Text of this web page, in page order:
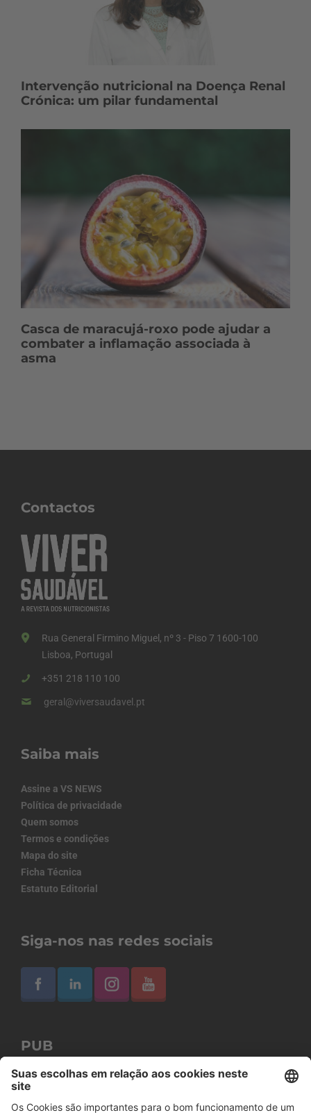
Intervenção nutricional na Doença Renal
Crónica: um pilar fundamental
Casca de maracujá-roxo pode ajudar a
combater a inflamação associada à
asma
Contactos
Rua General Firmino Miguel, nº 3 - Piso 7 1600-100
Lisboa, Portugal
+351 218 110 100
geral@viversaudavel.pt
Saiba mais
Assine a VS NEWS
Política de privacidade
Quem somos
Termos e condições
Mapa do site
Ficha Técnica
Estatuto Editorial
Siga-nos nas redes sociais
PUB